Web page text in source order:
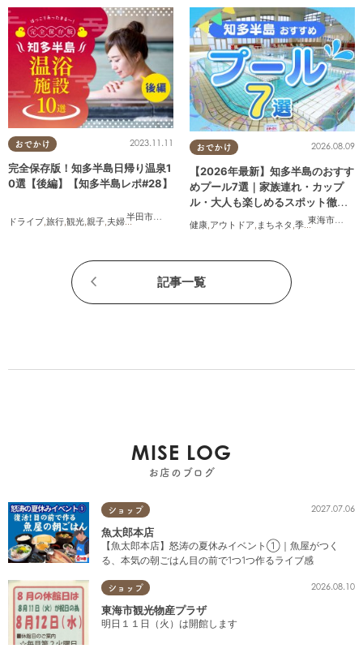
おでかけ
半田市
,常滑市
2023.11.11
完全保存版！知多半島日帰り温泉1
0選【後編】【知多半島レポ#28】
ドライブ,旅行,観光,親子,夫婦,家族,知多半島レポ
おでかけ
東海市
,大府
2026.08.09
【2026年最新】知多半島のおすす
めプール7選｜家族連れ・カップ
ル・大人も楽しめるスポット徹底
ガイド
健康 アウトドア まちネタ 季節ネタ , まとめ
記事一覧
MISE LOG
お店のブログ
ショップ 2027.07.06
魚太郎本店
【魚太郎本店】怒涛の夏休みイベント①｜魚屋がつく
る、本気の朝ごはん目の前で1つ1つ作るライブ感
ショップ 2026.08.10
東海市観光物産プラザ
明日１１日（火）は開館します